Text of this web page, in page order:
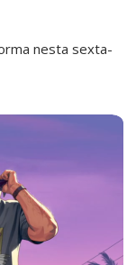
nesta sexta-